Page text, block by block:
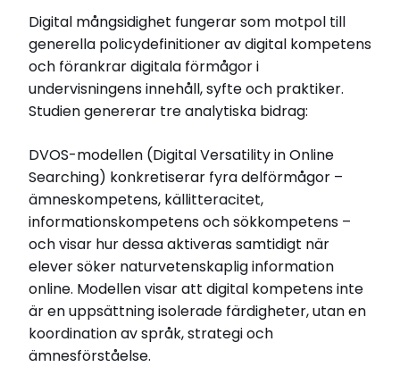
Digital mångsidighet fungerar som motpol till
generella policydefinitioner av digital kompetens
och förankrar digitala förmågor i
undervisningens innehåll, syfte och praktiker.
Studien genererar tre analytiska bidrag:
DVOS-modellen (Digital Versatility in Online
Searching) konkretiserar fyra delförmågor –
ämneskompetens, källitteracitet,
informationskompetens och sökkompetens –
och visar hur dessa aktiveras samtidigt när
elever söker naturvetenskaplig information
online. Modellen visar att digital kompetens inte
är en uppsättning isolerade färdigheter, utan en
koordination av språk, strategi och
ämnesförståelse.